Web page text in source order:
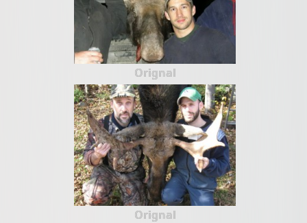
Orignal
Orignal